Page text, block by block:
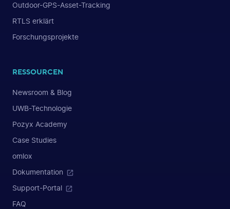
Outdoor-GPS-Asset-Tracking
RTLS erklärt
Forschungsprojekte
RESSOURCEN
Newsroom & Blog
UWB-Technologie
Pozyx Academy
Case Studies
omlox
Dokumentation
Support-Portal
FAQ